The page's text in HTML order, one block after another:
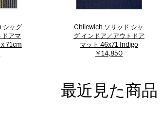
シャグ
ドアマ
71cm
Chilewich ソリッド シャ
グ インドア／アウトドア
マット 46x71 Indigo
￥14,850
最近見た商品